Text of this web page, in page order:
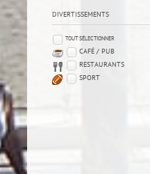
DIVERTISSEMENTS
TOUT SÉLECTIONNER
CAFÉ / PUB
RESTAURANTS
SPORT